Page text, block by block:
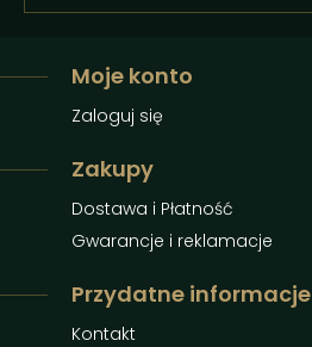
Moje konto
Zaloguj się
Zakupy
Dostawa i Płatność
Gwarancje i reklamacje
Przydatne informacje
Kontakt